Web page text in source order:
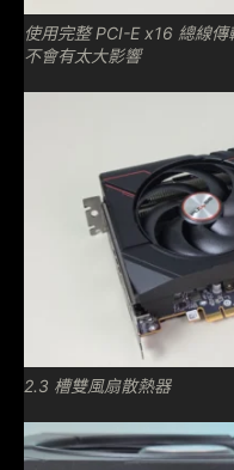
使用完整 PCI-E x16 總線
不會有太大影響
2.3 槽雙風扇散熱器